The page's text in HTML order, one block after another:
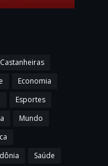
Castanheiras
Economia
Esportes
Mundo
Saúde